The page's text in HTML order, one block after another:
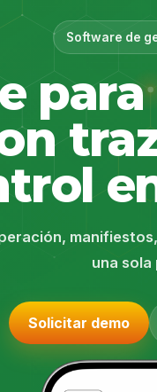
Software de
una
Solicitar demo